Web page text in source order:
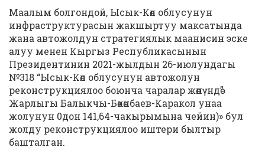
Маалым болгондой, Ысык-Көл облусунун
инфраструктурасын жакшыртуу максатында
жана автожолдун стратегиялык маанисин эске
алуу менен Кыргыз Республикасынын
Президентинин 2021-жылдын 26-июлундагы
№318 “Ысык-Көл облусунун автожолун
реконструкциялоо боюнча чаралар жөнүндө”
Жарлыгы Балыкчы-Бөкөнбаев-Каракол унаа
жолунун 0дон 141,64-чакырымына чейин)» бул
жолду реконструкциялоо иштери былтыр
башталган.